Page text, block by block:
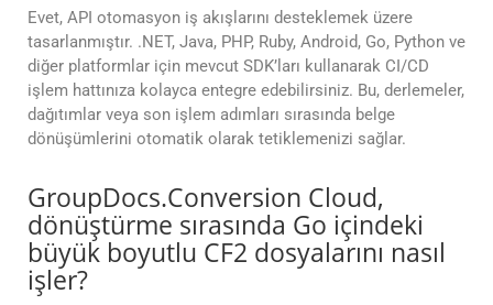
Evet, API otomasyon iş akışlarını desteklemek üzere
tasarlanmıştır. .NET, Java, PHP, Ruby, Android, Go, Python ve
diğer platformlar için mevcut SDK’ları kullanarak CI/CD
işlem hattınıza kolayca entegre edebilirsiniz. Bu, derlemeler,
dağıtımlar veya son işlem adımları sırasında belge
dönüşümlerini otomatik olarak tetiklemenizi sağlar.
GroupDocs.Conversion Cloud,
dönüştürme sırasında Go içindeki
büyük boyutlu CF2 dosyalarını nasıl
işler?